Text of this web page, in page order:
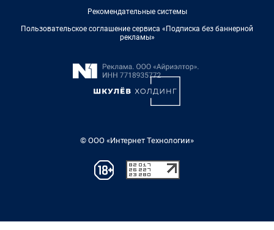
Рекомендательные системы
Пользовательское соглашение сервиса «Подписка без баннерной
рекламы»
© ООО «Интернет Технологии»